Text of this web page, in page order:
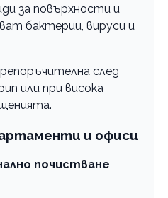
за повърхности и
бактерии, вируси и
след
или при висока
и офиси
почистване